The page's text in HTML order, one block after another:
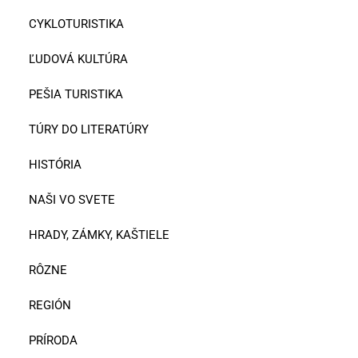
CYKLOTURISTIKA
ĽUDOVÁ KULTÚRA
PEŠIA TURISTIKA
TÚRY DO LITERATÚRY
HISTÓRIA
NAŠI VO SVETE
HRADY, ZÁMKY, KAŠTIELE
RÔZNE
REGIÓN
PRÍRODA